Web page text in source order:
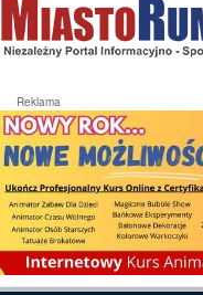
Reklama